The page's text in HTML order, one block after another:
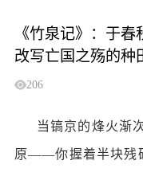
《竹泉记》：于
改写亡国之殇的种
206
当镐京的烽火渐
原——你握着半块残